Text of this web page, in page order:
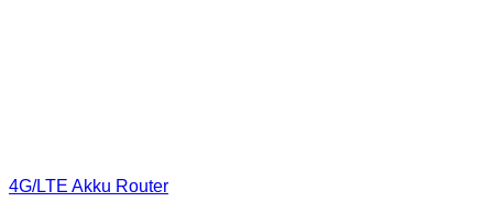
4G/LTE Akku Router